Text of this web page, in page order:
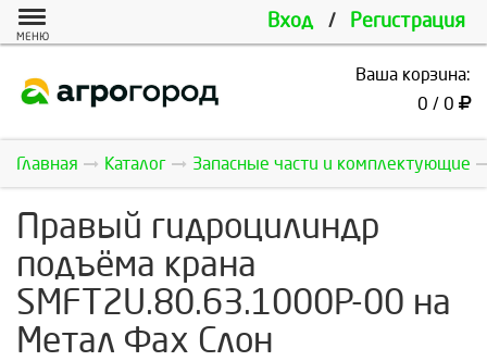
Вход / Регистрация
МЕНЮ
Ваша корзина:
0 / 0
Главная Каталог Запасные части и комплектующие
Правый гидроцилиндр
подъёма крана
SMFT2U.80.63.1000P-00 на
Метал Фах Cлон